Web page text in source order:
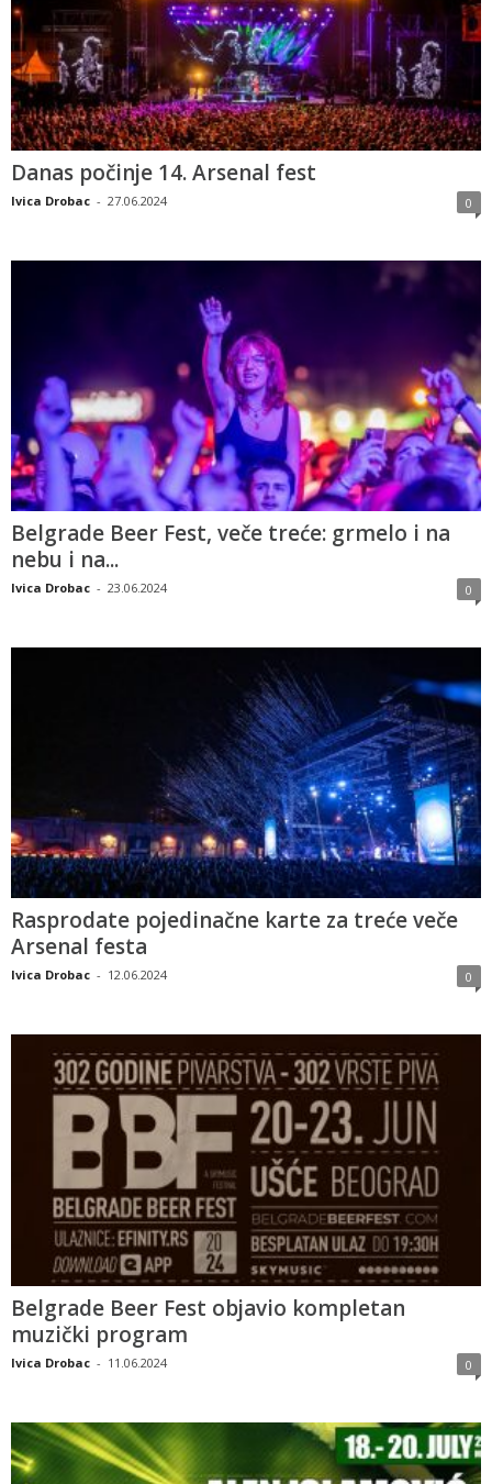
Danas počinje 14. Arsenal fest
Ivica Drobac - 27.06.2024 0
Belgrade Beer Fest, veče treće: grmelo i na
nebu i na...
Ivica Drobac - 23.06.2024 0
Rasprodate pojedinačne karte za treće veče
Arsenal festa
Ivica Drobac - 12.06.2024 0
Belgrade Beer Fest objavio kompletan
muzički program
Ivica Drobac - 11.06.2024 0